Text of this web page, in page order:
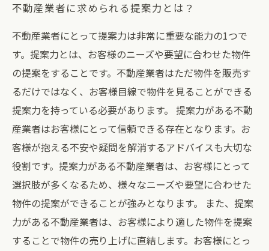
不動産業者に求められる提案力とは？
不動産業者にとって提案力は非常に重要な能力の1つで
す。提案力とは、お客様のニーズや要望に合わせた物件
の提案をすることです。不動産業者はただ物件を販売す
るだけではなく、お客様目線で物件を見ることができる
提案力を持っている必要があります。 提案力がある不動
産業者はお客様にとって信頼できる存在となります。お
客様が抱える不安や疑問を解消するアドバイスも大切な
役割です。提案力がある不動産業者は、お客様にとって
選択肢が多くなるため、様々なニーズや要望に合わせた
物件の提案ができることが強みとなります。 また、提案
力がある不動産業者は、お客様により適した物件を提案
することで物件の売り上げに直結します。お客様にとっ